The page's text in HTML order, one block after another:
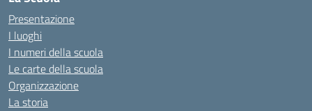
Presentazione
I luoghi
I numeri della scuola
Le carte della scuola
Organizzazione
La storia